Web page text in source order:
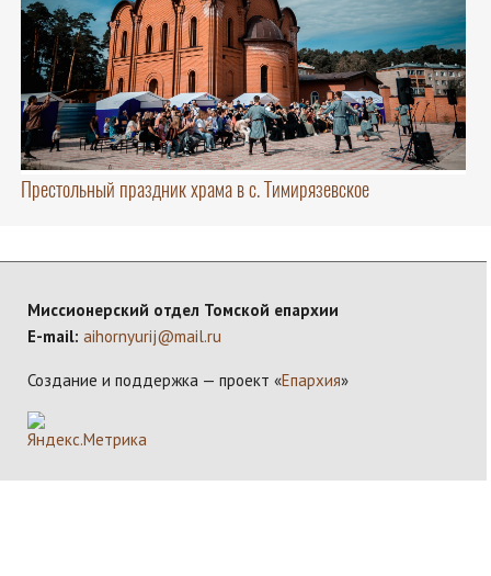
Престольный праздник храма в с. Тимирязевское
Миссионерский отдел Томской епархии
E-mail: aihornyurij@mail.ru
Создание и поддержка — проект «Епархия»